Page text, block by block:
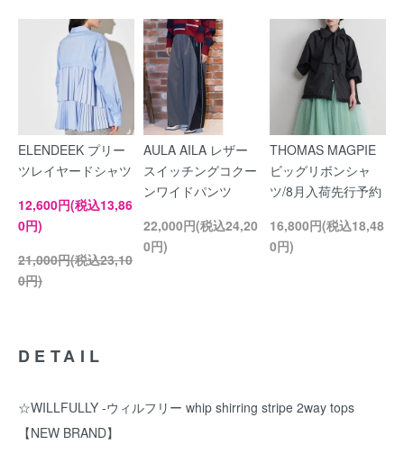
ELENDEEK プリー
ツレイヤードシャツ
12,600円(税込13,86
0円)
21,000円(税込23,10
0円)
AULA AILA レザー
スイッチングコクー
ンワイドパンツ
22,000円(税込24,20
0円)
THOMAS MAGPIE
ビッグリボンシャ
ツ/8月入荷先行予約
16,800円(税込18,48
0円)
DETAIL
☆WILLFULLY -ウィルフリー whip shirring stripe 2way tops
【NEW BRAND】